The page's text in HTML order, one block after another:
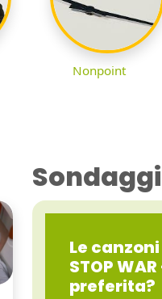
Nonpoint
Le
STOP
preferita?